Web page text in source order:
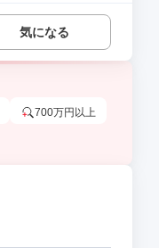
気になる
700万円以上